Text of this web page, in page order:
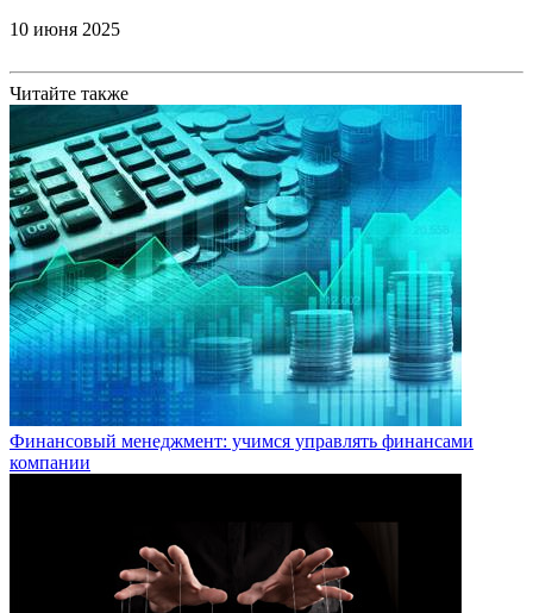
10 июня 2025
Читайте также
Финансовый менеджмент: учимся управлять финансами
компании